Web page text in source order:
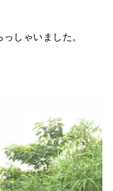
しゃいました。